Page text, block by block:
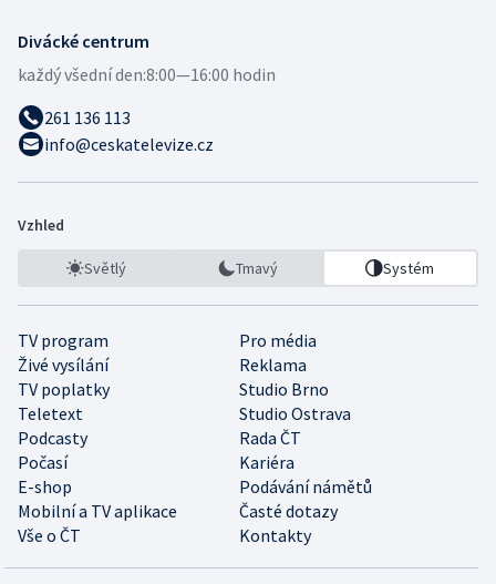
Divácké centrum
každý všední den:8:00—16:00 hodin
261 136 113
info@ceskatelevize.cz
Vzhled
Světlý Tmavý Systém
TV program
Pro média
Živé vysílání
Reklama
TV poplatky
Studio Brno
Teletext
Studio Ostrava
Podcasty
Rada ČT
Počasí
Kariéra
E-shop
Podávání námětů
Mobilní a TV aplikace
Časté dotazy
Vše o ČT
Kontakty